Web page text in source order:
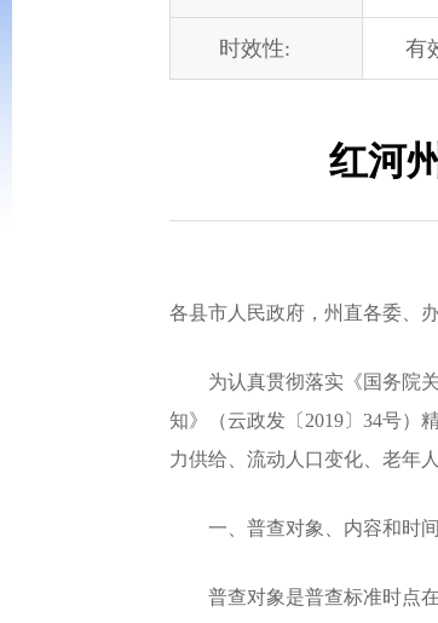
时效性: 有
红河
各县市人民政府，州直各委、办
为认真贯彻落实《国务院关
知》（云政发〔2019〕34号）
力供给、流动人口变化、老年
一、普查对象、内容和时间
普查对象是普查标准时点在